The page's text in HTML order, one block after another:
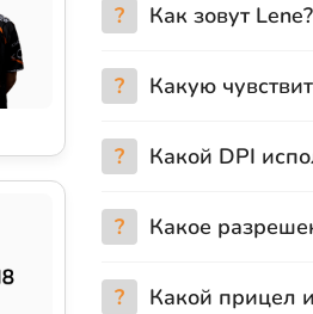
? Как зовут Lene?
? Какую
? Какой DPI
? Какое
? Какой прицел